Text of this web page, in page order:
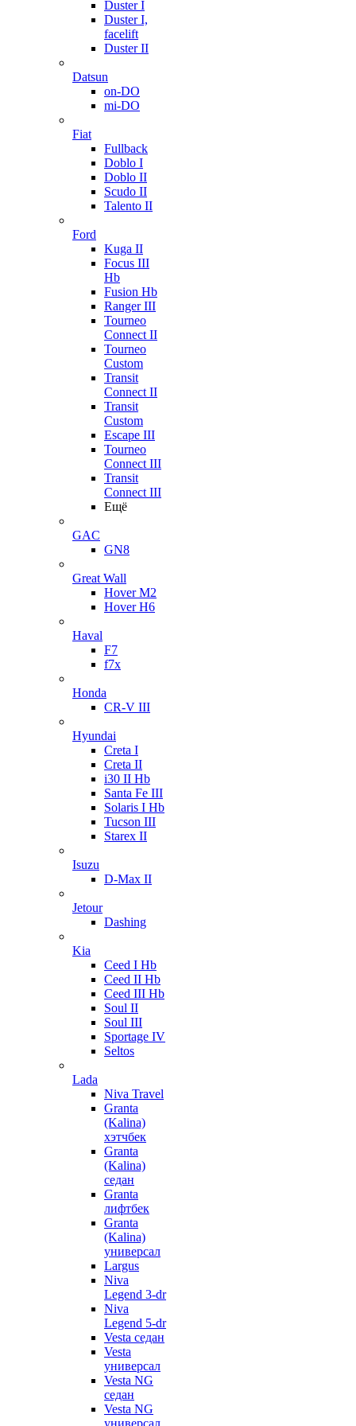
Duster I
Duster I,
facelift
Duster II
Datsun
on-DO
mi-DO
Fiat
Fullback
Doblo I
Doblo II
Scudo II
Talento II
Ford
Kuga II
Focus III
Hb
Fusion Hb
Ranger III
Tourneo
Connect II
Tourneo
Custom
Transit
Connect II
Transit
Custom
Escape III
Tourneo
Connect III
Transit
Connect III
Ещё
GAC
GN8
Great Wall
Hover M2
Hover H6
Haval
F7
f7x
Honda
CR-V III
Hyundai
Creta I
Creta II
i30 II Hb
Santa Fe III
Solaris I Hb
Tucson III
Starex II
Isuzu
D-Max II
Jetour
Dashing
Kia
Ceed I Hb
Ceed II Hb
Ceed III Hb
Soul II
Soul III
Sportage IV
Seltos
Lada
Niva Travel
Granta
(Kalina)
хэтчбек
Granta
(Kalina)
седан
Granta
лифтбек
Granta
(Kalina)
универсал
Largus
Niva
Legend 3-dr
Niva
Legend 5-dr
Vesta седан
Vesta
универсал
Vesta NG
седан
Vesta NG
универсал